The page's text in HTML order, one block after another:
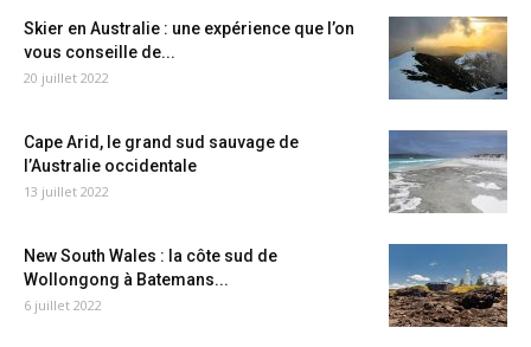
Skier en Australie : une expérience que l’on
vous conseille de...
20 juillet 2022
Cape Arid, le grand sud sauvage de
l’Australie occidentale
13 juillet 2022
New South Wales : la côte sud de
Wollongong à Batemans...
6 juillet 2022